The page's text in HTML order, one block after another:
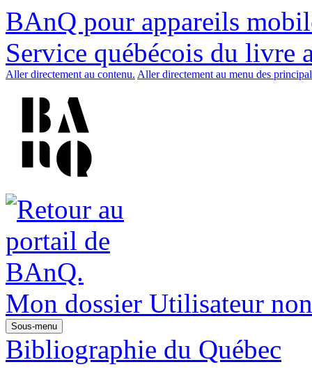
BAnQ pour appareils
Service québécois du livre
Aller directement au contenu. Aller directement au menu des
Mon dossier Utilisateur
Sous-menu
Bibliographie du Québec